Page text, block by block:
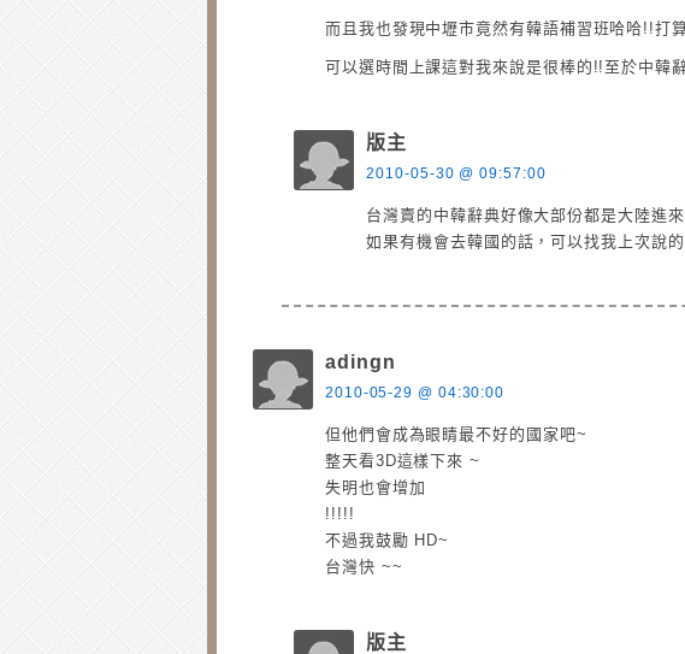
而且我也發現中壢市竟然有韓語補習班哈哈!!打
可以選時間上課這對我來說是很棒的!!至於中韓
版主
2010-05-30 @ 09:57:00
台灣賣的中韓辭典好像大部份都是大陸進
如果有機會去韓國的話，可以找我上次說
adingn
2010-05-29 @ 04:30:00
但他們會成為眼睛最不好的國家吧~
整天看3D這樣下來 ~
失明也會增加
!!!!!
不過我鼓勵 HD~
台灣快 ~~
版主